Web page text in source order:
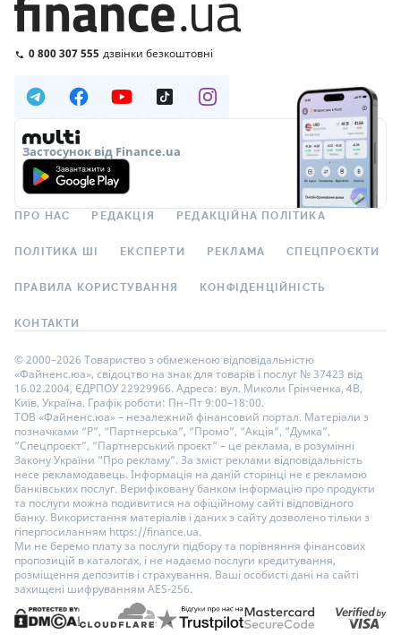
0 800 307 555 дзвінки безкоштовні
Застосунок від Finance.ua
ПРО НАС РЕДАКЦІЯ РЕДАКЦІЙНА ПОЛІТИКА
ПОЛІТИКА ШІ ЕКСПЕРТИ РЕКЛАМА СПЕЦПРОЄКТИ
ПРАВИЛА КОРИСТУВАННЯ КОНФІДЕНЦІЙНІСТЬ
КОНТАКТИ
© 2000–2026 Товариство з обмеженою відповідальністю
«Файненс.юа», свідоцтво на знак для товарів і послуг № 37423 від
16.02.2004, ЄДРПОУ 22929966. Адреса: вул. Миколи Грінченка, 4В,
Київ, Україна. Графік роботи: Пн–Пт 9:00–18:00.
ТОВ «Файненс.юа» – незалежний фінансовий портал. Матеріали з
позначками “Р”, “Партнерська”, “Промо”, “Акція”, “Думка”,
“Спецпроєкт”, “Партнерський проєкт” – це реклама, в розумінні
Закону України “Про рекламу”. За зміст реклами відповідальність
несе рекламодавець. Інформація на даній сторінці не є рекламою
банківських послуг. Верифіковану банком інформацію про продукти
та послуги можна подивитися на офіційному сайті відповідного
банку. Використання матеріалів і даних з сайту дозволено тільки з
гіперпосиланням https://finance.ua.
Ми не беремо плату за послуги підбору та порівняння фінансових
пропозицій в каталогах, і не надаємо послуги кредитування,
розміщення депозитів і страхування. Ваші особисті дані на сайті
захищені шифруванням AES-256.